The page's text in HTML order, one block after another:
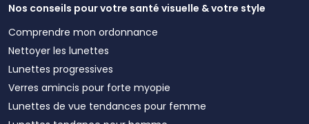
Nos conseils pour votre santé visuelle & votre style
Comprendre mon ordonnance
Nettoyer les lunettes
Lunettes progressives
Verres amincis pour forte myopie
Lunettes de vue tendances pour femme